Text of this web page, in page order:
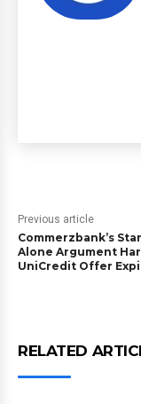
Previous article
Commerzbank’s
Alone Argument
UniCredit Offer
RELATED